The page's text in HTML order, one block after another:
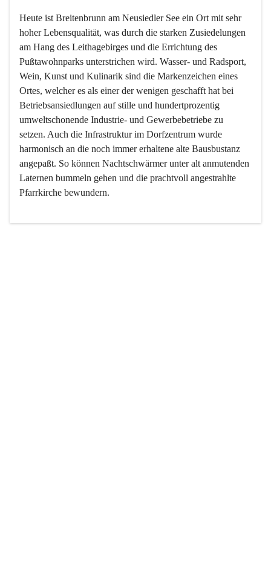
Heute ist Breitenbrunn am Neusiedler See ein Ort mit sehr
hoher Lebensqualität, was durch die starken Zusiedelungen
am Hang des Leithagebirges und die Errichtung des
Pußtawohnparks unterstrichen wird. Wasser- und Radsport,
Wein, Kunst und Kulinarik sind die Markenzeichen eines
Ortes, welcher es als einer der wenigen geschafft hat bei
Betriebsansiedlungen auf stille und hundertprozentig
umweltschonende Industrie- und Gewerbebetriebe zu
setzen. Auch die Infrastruktur im Dorfzentrum wurde
harmonisch an die noch immer erhaltene alte Bausbustanz
angepaßt. So können Nachtschwärmer unter alt anmutenden
Laternen bummeln gehen und die prachtvoll angestrahlte
Pfarrkirche bewundern.
Der Weinbau dominert heute nicht mehr, ist aber integrativer